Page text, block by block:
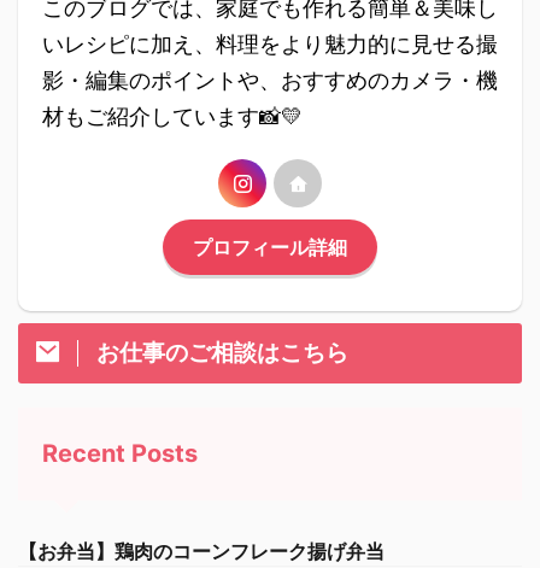
このブログでは、家庭でも作れる簡単＆美味し
いレシピに加え、料理をより魅力的に見せる撮
影・編集のポイントや、おすすめのカメラ・機
材もご紹介しています📸💛
プロフィール詳細
お仕事のご相談はこちら
Recent Posts
【お弁当】鶏肉のコーンフレーク揚げ弁当